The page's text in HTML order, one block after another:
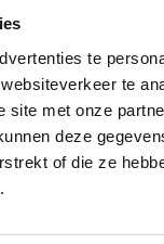
te
te
site met onze
deze
of die ze